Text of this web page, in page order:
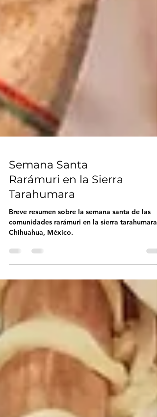
Semana Santa
Rarámuri en la Sierra
Tarahumara
Breve resumen sobre la semana santa de las
Chihuahua, México.